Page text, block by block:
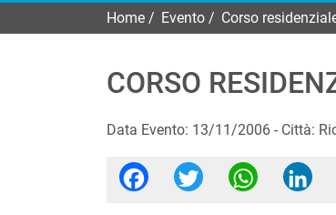
Home Evento Corso
CORSO
Data Evento: 13/11/2006 - Città:
FacebookTwitter